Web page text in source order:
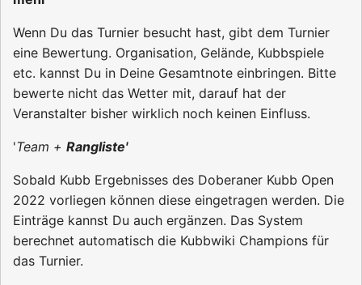
Wenn Du das Turnier besucht hast, gibt dem Turnier
eine Bewertung. Organisation, Gelände, Kubbspiele
etc. kannst Du in Deine Gesamtnote einbringen. Bitte
bewerte nicht das Wetter mit, darauf hat der
Veranstalter bisher wirklich noch keinen Einfluss.
'Team + Rangliste'
Sobald Kubb Ergebnisses des Doberaner Kubb Open
2022 vorliegen können diese eingetragen werden. Die
Einträge kannst Du auch ergänzen. Das System
berechnet automatisch die Kubbwiki Champions für
das Turnier.